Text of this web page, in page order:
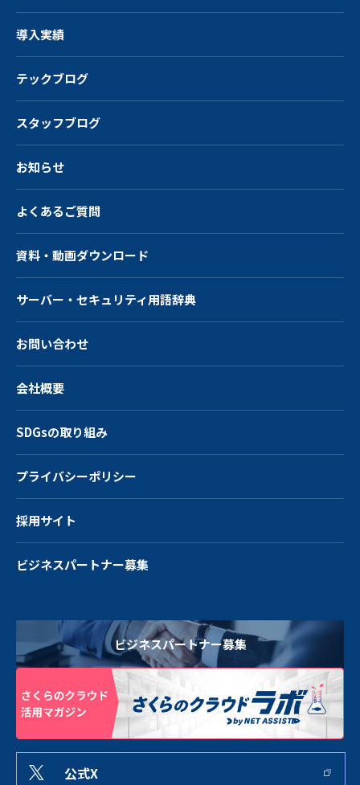
導入実績
テックブログ
スタッフブログ
お知らせ
よくあるご質問
資料・動画ダウンロード
サーバー・ セキュリティ用語辞典
お問い合わせ
会社概要
SDGsの取り組み
プライバシーポリシー
採用サイト
ビジネスパートナー募集
ビジネスパートナー募集
公式X